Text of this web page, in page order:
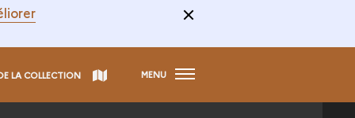
LA COLLECTION MENU